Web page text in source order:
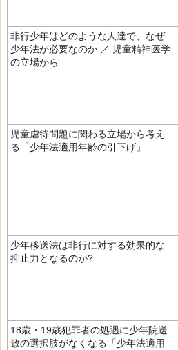
非行少年はどのような人達で、なぜ
少年法が必要なのか ／ 児童精神医学
の立場から
児童虐待問題に関わる立場から考え
る「少年法適用年齢の引下げ」
少年移送法は非行に対する効果的な
抑止力となるのか?
18歳・19歳犯罪者の処遇に少年院送
致の選択肢がなくなる「少年法適用